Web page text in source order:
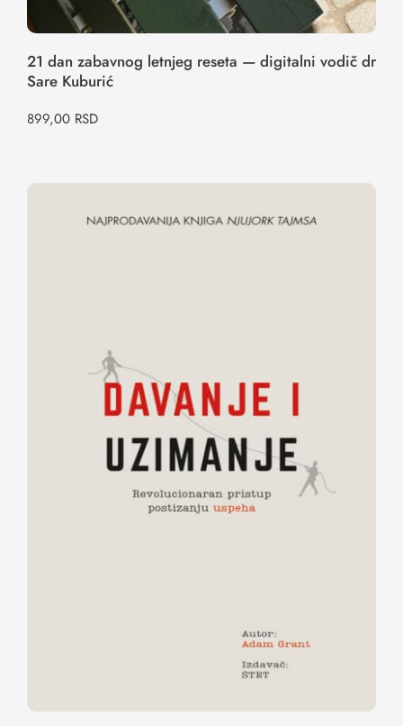
21 dan zabavnog letnjeg reseta — digitalni vodič dr
Sare Kuburić
899,00 RSD
Davanje i uzimanje